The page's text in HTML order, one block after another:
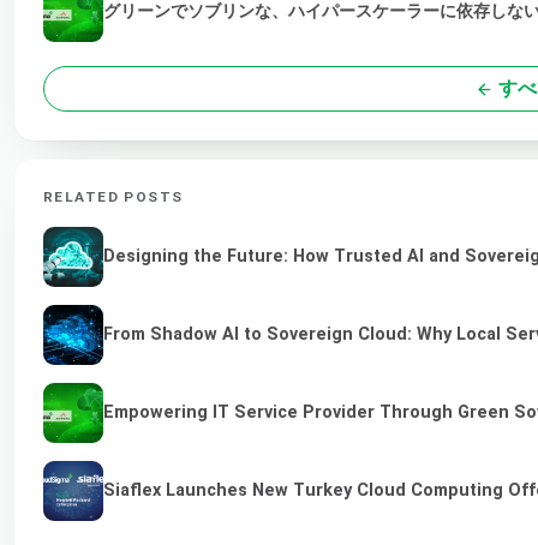
グリーンでソブリンな、ハイパースケーラーに依存し
す
RELATED POSTS
Designing the Future: How Trusted AI and
From Shadow AI to Sovereign Cloud: Why Local
Empowering IT Service Provider Through Green
Siaflex Launches New Turkey Cloud Computing